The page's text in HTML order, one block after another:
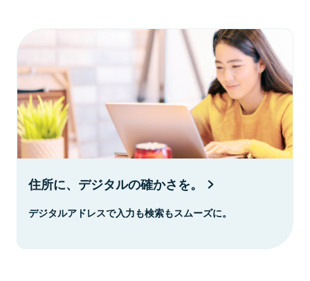
住所に、デジタルの確かさを。
デジタルアドレスで入力も検索もスムーズに。